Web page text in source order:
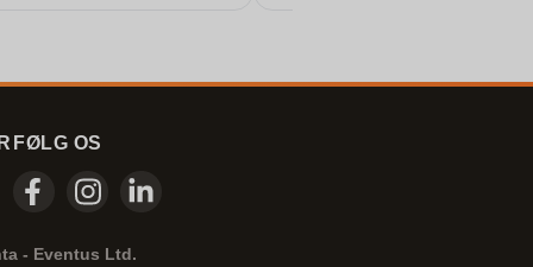
FØLG OS
- Eventus Ltd.